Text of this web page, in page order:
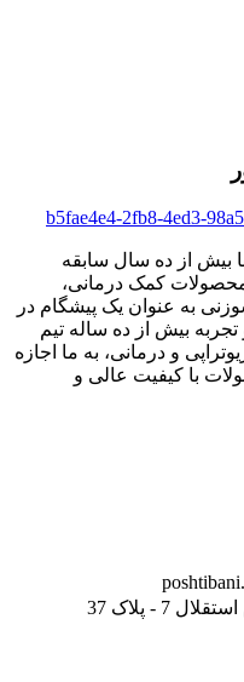
بیش از ده سال سابقه
کمک درمانی،
به عنوان یک پیشگام در
بیش از ده ساله تیم
و درمانی، به ما اجازه
با کیفیت عالی و
- پلاک 37